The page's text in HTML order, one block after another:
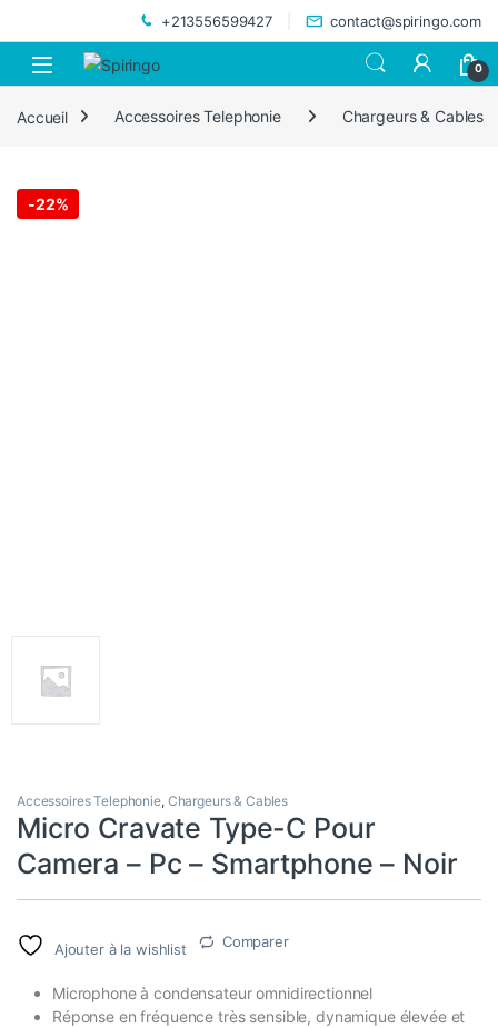
+213556599427 contact@spiringo.com
0
Accueil Accessoires Telephonie Chargeurs & Cables
-22%
Accessoires Telephonie, Chargeurs & Cables
Micro Cravate Type-C Pour
Camera – Pc – Smartphone – Noir
Ajouter à la wishlist Comparer
Microphone à condensateur omnidirectionnel
Réponse en fréquence très sensible, dynamique élevée et